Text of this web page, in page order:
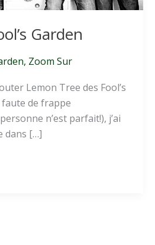
Garden
, Zoom Sur
Lemon Tree des Fool’s
faute de frappe
n’est parfait!), j’ai
dans […]